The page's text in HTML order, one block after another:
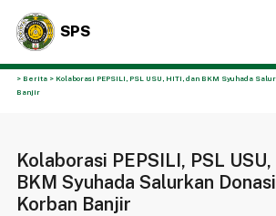
SPS
> Berita > Kolaborasi PEPSILI, PSL USU, HITI, dan BKM Syuhada
Banjir
Kolaborasi PEPSILI, PSL
BKM Syuhada Salurkan
Korban Banjir